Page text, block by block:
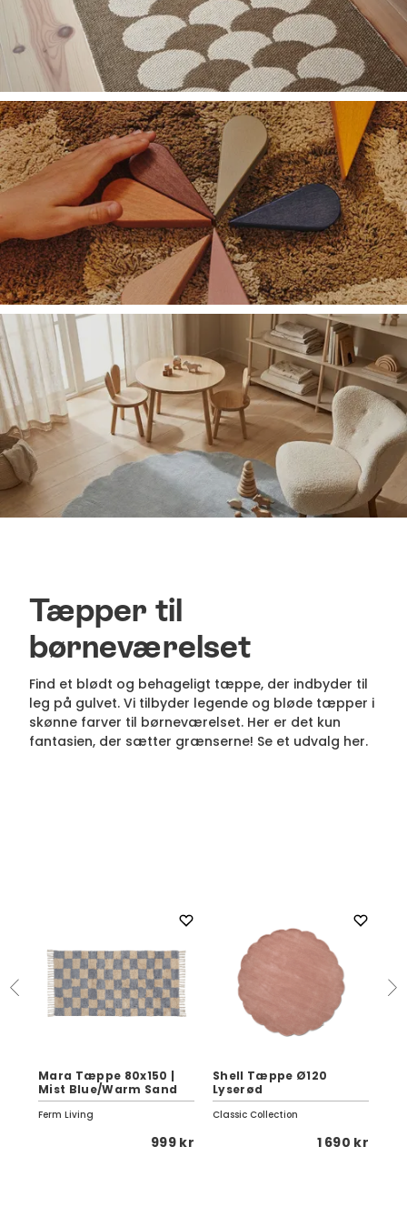
Tæpper til
børneværelset
Find et blødt og behageligt tæppe, der indbyder til
leg på gulvet. Vi tilbyder legende og bløde tæpper i
skønne farver til børneværelset. Her er det kun
fantasien, der sætter grænserne! Se et udvalg her.
Mara Tæppe 80x150 |
Mist Blue/Warm Sand
Ferm Living
999 kr
Shell Tæppe Ø120
Lyserød
Classic Collection
1 690 kr